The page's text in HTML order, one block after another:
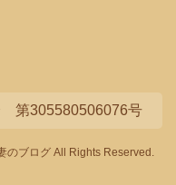
第305580506076号
のブログ All Rights Reserved.